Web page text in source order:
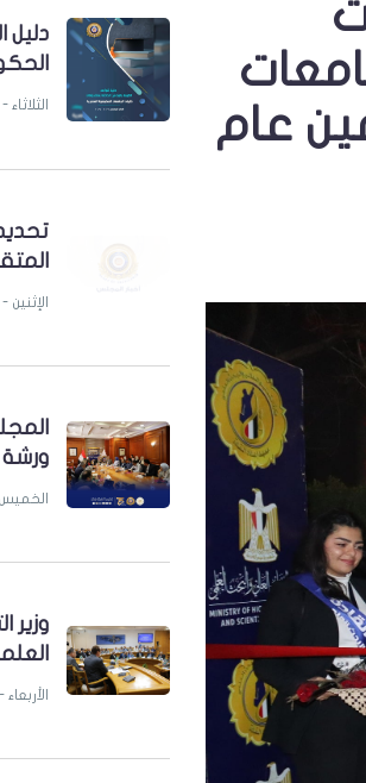
عام
دليل
الثلاثاء - 4 , أغسطس , 2026
الإثنين - 3 , أغسطس , 2026
الخميس - 30 ,
وزير
الأربعاء - 29 , يوليو , 2026